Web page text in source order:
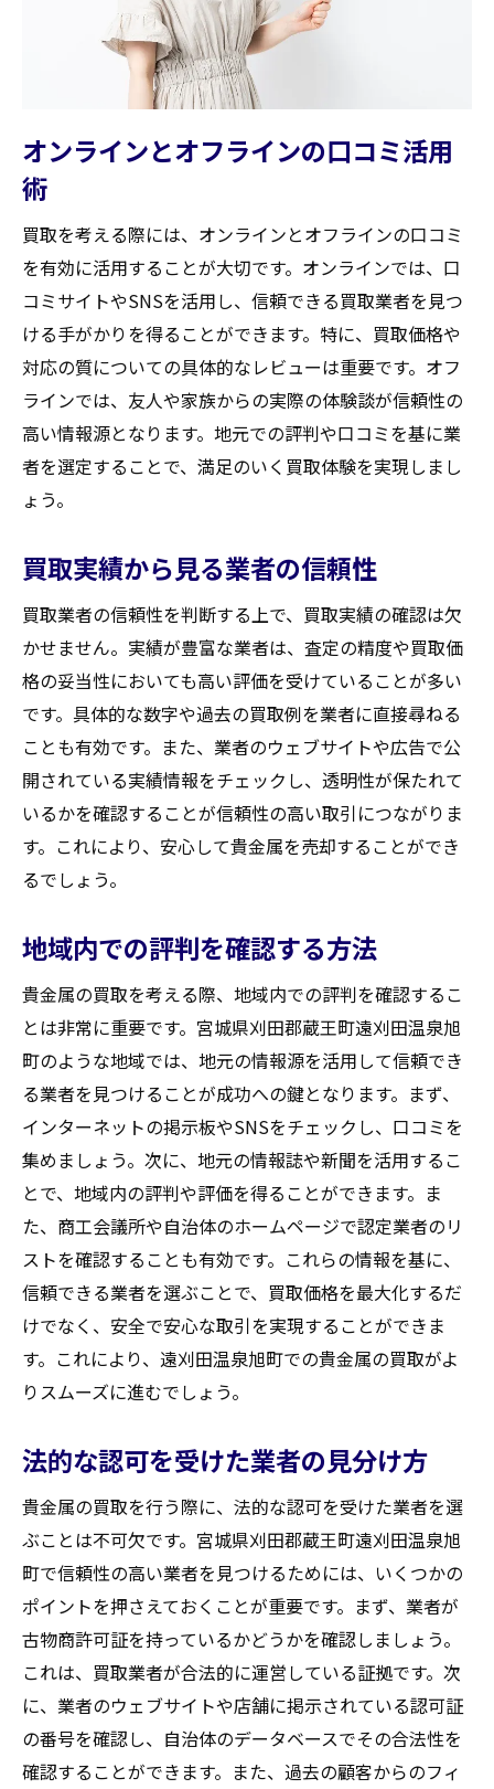
オンラインとオフラインの口コミ活用
術
買取を考える際には、オンラインとオフラインの口コミ
を有効に活用することが大切です。オンラインでは、口
コミサイトやSNSを活用し、信頼できる買取業者を見つ
ける手がかりを得ることができます。特に、買取価格や
対応の質についての具体的なレビューは重要です。オフ
ラインでは、友人や家族からの実際の体験談が信頼性の
高い情報源となります。地元での評判や口コミを基に業
者を選定することで、満足のいく買取体験を実現しまし
ょう。
買取実績から見る業者の信頼性
買取業者の信頼性を判断する上で、買取実績の確認は欠
かせません。実績が豊富な業者は、査定の精度や買取価
格の妥当性においても高い評価を受けていることが多い
です。具体的な数字や過去の買取例を業者に直接尋ねる
ことも有効です。また、業者のウェブサイトや広告で公
開されている実績情報をチェックし、透明性が保たれて
いるかを確認することが信頼性の高い取引につながりま
す。これにより、安心して貴金属を売却することができ
るでしょう。
地域内での評判を確認する方法
貴金属の買取を考える際、地域内での評判を確認するこ
とは非常に重要です。宮城県刈田郡蔵王町遠刈田温泉旭
町のような地域では、地元の情報源を活用して信頼でき
る業者を見つけることが成功への鍵となります。まず、
インターネットの掲示板やSNSをチェックし、口コミを
集めましょう。次に、地元の情報誌や新聞を活用するこ
とで、地域内の評判や評価を得ることができます。ま
た、商工会議所や自治体のホームページで認定業者のリ
ストを確認することも有効です。これらの情報を基に、
信頼できる業者を選ぶことで、買取価格を最大化するだ
けでなく、安全で安心な取引を実現することができま
す。これにより、遠刈田温泉旭町での貴金属の買取がよ
りスムーズに進むでしょう。
法的な認可を受けた業者の見分け方
貴金属の買取を行う際に、法的な認可を受けた業者を選
ぶことは不可欠です。宮城県刈田郡蔵王町遠刈田温泉旭
町で信頼性の高い業者を見つけるためには、いくつかの
ポイントを押さえておくことが重要です。まず、業者が
古物商許可証を持っているかどうかを確認しましょう。
これは、買取業者が合法的に運営している証拠です。次
に、業者のウェブサイトや店舗に掲示されている認可証
の番号を確認し、自治体のデータベースでその合法性を
確認することができます。また、過去の顧客からのフィ